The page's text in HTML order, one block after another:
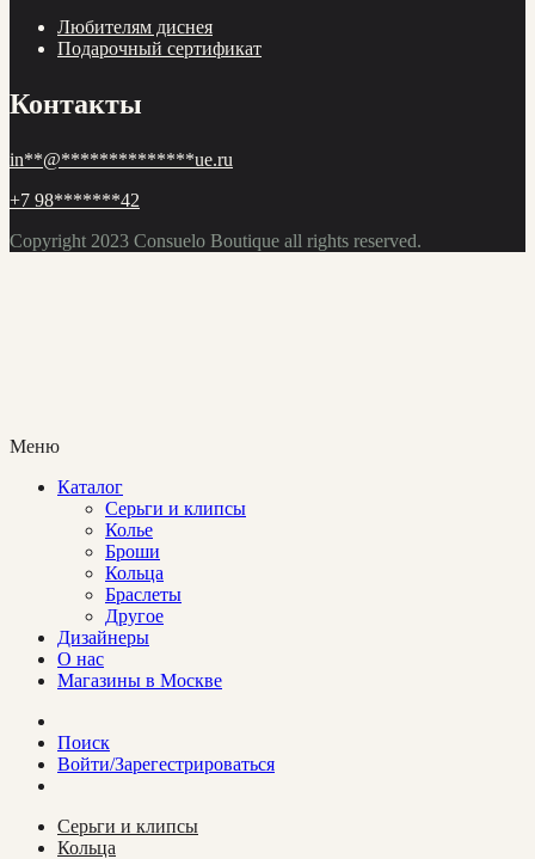
Любителям диснея
Подарочный сертификат
Контакты
in**@**************ue.ru
+7 98*******42
Copyright 2023 Consuelo Boutique all rights reserved.
Меню
Каталог
Cерьги и клипсы
Колье
Броши
Кольца
Браслеты
Другое
Дизайнеры
О нас
Магазины в Москве
Поиск
Войти/Зарегестрироваться
Cерьги и клипсы
Кольца